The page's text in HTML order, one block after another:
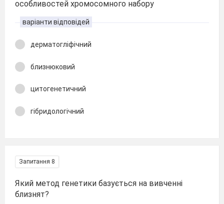
особливостей хромосомного набору
варіанти відповідей
дерматогліфічний
близнюковий
цитогенетичний
гібридологічний
Запитання 8
Який метод генетики базується на вивченні
близнят?